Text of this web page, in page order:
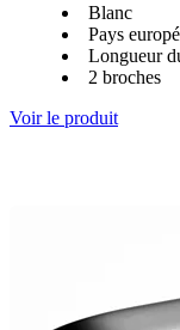
Blanc
Pays
Longueur
2 broches
Voir le produit